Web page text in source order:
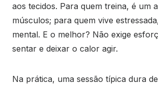
aos tecidos. Para quem treina, é um
músculos; para quem vive
mental. E o melhor? Não exige
sentar e deixar o calor agir.
Na prática, uma sessão típica dura